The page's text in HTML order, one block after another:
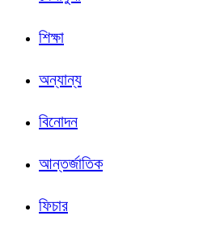
শিক্ষা
অন্যান্য
বিনোদন
আন্তর্জাতিক
ফিচার